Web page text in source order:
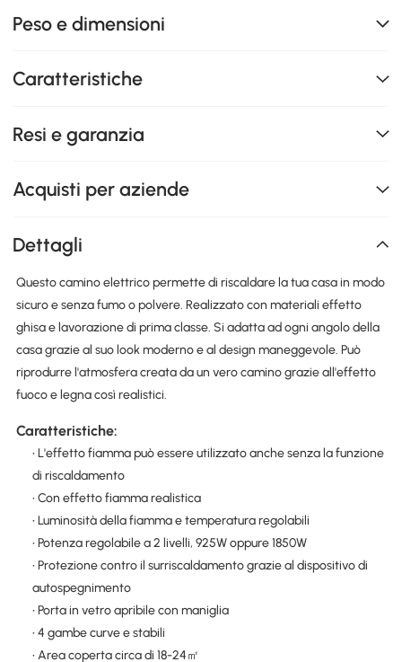
Peso e dimensioni
Caratteristiche
Resi e garanzia
Acquisti per aziende
Dettagli
Questo camino elettrico permette di riscaldare la tua casa in modo
sicuro e senza fumo o polvere. Realizzato con materiali effetto
ghisa e lavorazione di prima classe. Si adatta ad ogni angolo della
casa grazie al suo look moderno e al design maneggevole. Può
riprodurre l'atmosfera creata da un vero camino grazie all'effetto
fuoco e legna così realistici.
Caratteristiche:
• L'effetto fiamma può essere utilizzato anche senza la funzione
di riscaldamento
• Con effetto fiamma realistica
• Luminosità della fiamma e temperatura regolabili
• Potenza regolabile a 2 livelli, 925W oppure 1850W
• Protezione contro il surriscaldamento grazie al dispositivo di
autospegnimento
• Porta in vetro apribile con maniglia
• 4 gambe curve e stabili
• Area coperta circa di 18-24㎡